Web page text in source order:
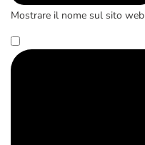
Mostrare il nome sul sito web